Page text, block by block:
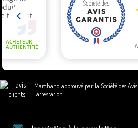
Marchand approuvé par la Société des
l'attestation